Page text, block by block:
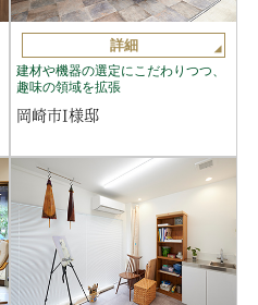
詳細
建材や機器の選定にこだわりつつ、
趣味の領域を拡張
岡崎市I様邸